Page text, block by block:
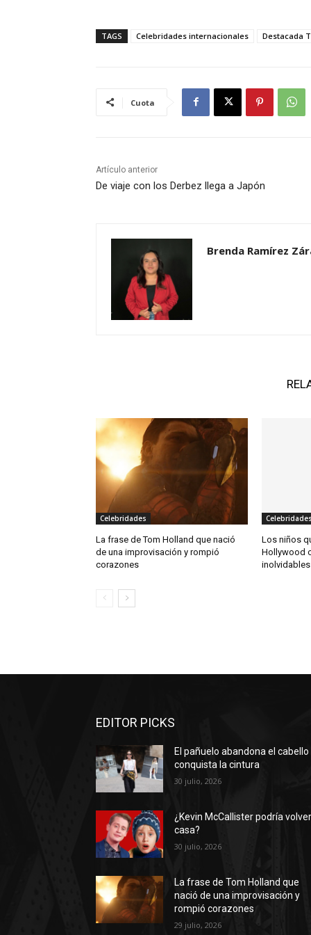
TAGS Celebridades internacionales Destacada
Cuota
Artículo anterior
De viaje con los Derbez llega a Japón
Brenda Ramírez
Celebridades
La frase de Tom Holland que nació
de una improvisación y rompió
corazones
Los niños
Hollywood
inolvidables
EDITOR PICKS
El pañuelo abandona el cabello
conquista la cintura
30 julio, 2026
¿Kevin McCallister podría
casa?
30 julio, 2026
La frase de Tom Holland que
nació de una improvisación y
rompió corazones
29 julio, 2026